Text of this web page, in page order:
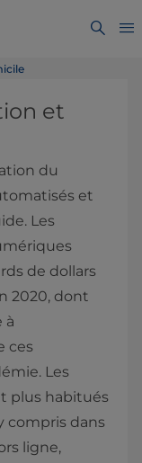
et
du
et
Les
de dollars
2020, dont
à
ces
Les
plus habitués
compris dans
ligne,